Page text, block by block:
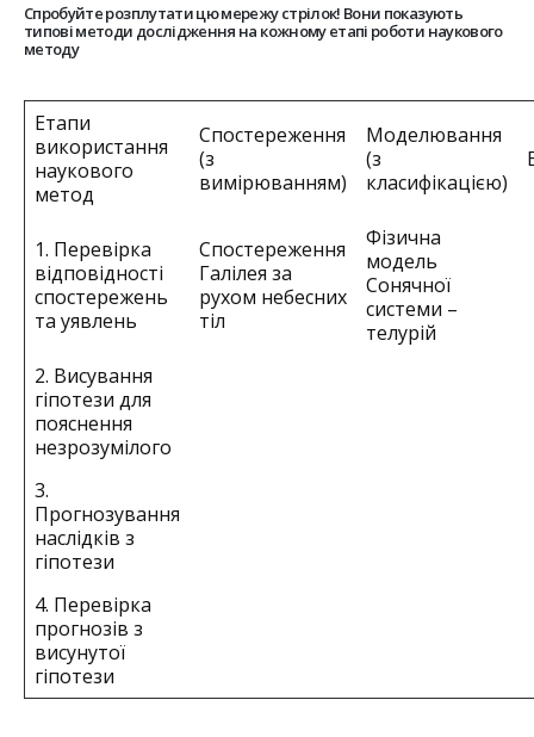
Спробуйте розплутати цю мережу стрілок! Вони показують
типові методи дослідження на кожному етапі роботи наукового
методу
Етапи
використання
наукового
метод
Спостереження
(з
вимірюванням)
Моделювання
(з
класифікацією)
1. Перевірка
відповідності
спостережень
та уявлень
Спостереження
Галілея за
рухом небесних
тіл
Фізична
модель
Сонячної
системи –
телурій
2. Висування
гіпотези для
пояснення
незрозумілого
3.
Прогнозування
наслідків з
гіпотези
4. Перевірка
прогнозів з
висунутої
гіпотези